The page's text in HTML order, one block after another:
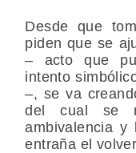
Desde que
piden que se
– acto que
intento
–, se va
del cual se
ambivalencia y
entraña el